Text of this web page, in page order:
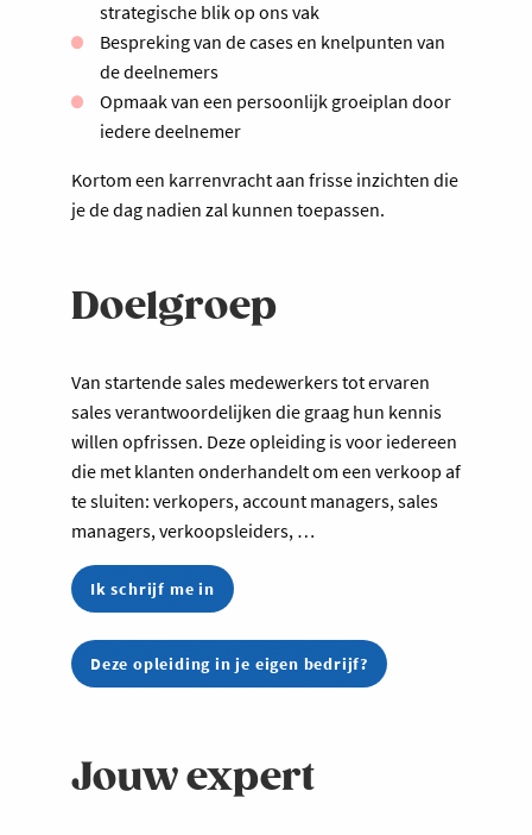
strategische blik op ons vak
Bespreking van de cases en knelpunten van
de deelnemers
Opmaak van een persoonlijk groeiplan door
iedere deelnemer
Kortom een karrenvracht aan frisse inzichten die
je de dag nadien zal kunnen toepassen.
Doelgroep
Van startende sales medewerkers tot ervaren
sales verantwoordelijken die graag hun kennis
willen opfrissen. Deze opleiding is voor iedereen
die met klanten onderhandelt om een verkoop af
te sluiten: verkopers, account managers, sales
managers, verkoopsleiders, …
Ik schrijf me in
Deze opleiding in je eigen bedrijf?
Jouw expert